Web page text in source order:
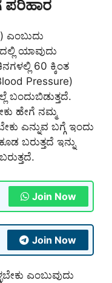
ಪರಿಹಾರ
ಎಂಬುದು
ಯಾವುದು
60 ಕ್ಕಿಂತ
Pressure)
ಹೇಗೆ ನಮ್ಮ
ಎನ್ನುವ ಬಗ್ಗೆ ಇಂದು
ಬರುತ್ತದೆ ಇನ್ನು
Join Now
Join Now
ಎಂಬುವುದು